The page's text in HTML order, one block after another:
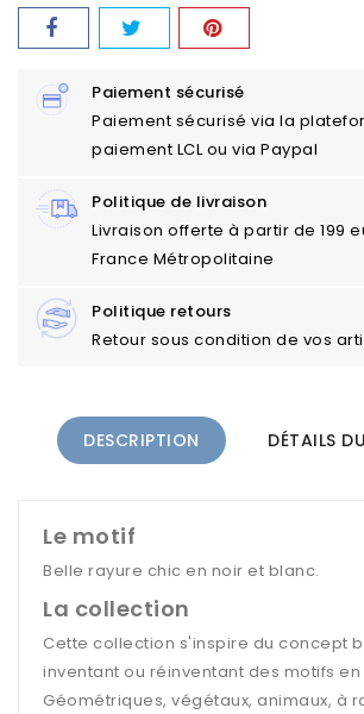
Paiement sécurisé
Paiement sécurisé via la
paiement LCL ou via Paypal
Politique de livraison
Livraison offerte à partir de 199
France Métropolitaine
Politique retours
Retour sous condition de vos
DESCRIPTION DÉTAILS
Le motif
Belle rayure chic en noir et blanc.
La collection
Cette collection s'inspire du concept
inventant ou réinventant des motifs
Géométriques, végétaux, animaux, à